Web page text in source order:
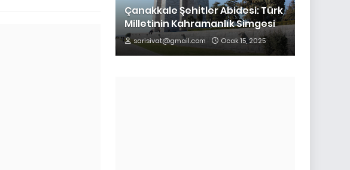
Çanakkale Şehitler Abidesi: Türk
Milletinin Kahramanlık Simgesi
sarisivat@gmail.com Ocak 15, 2025